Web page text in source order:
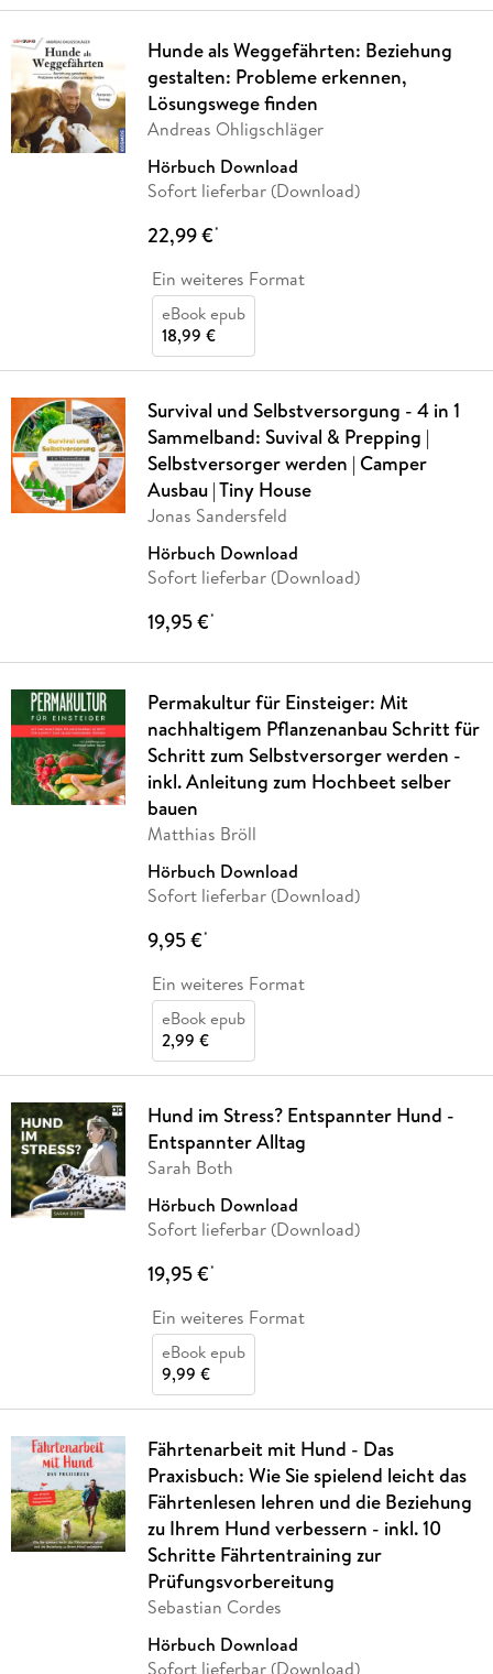
Hunde als Weggefährten: Beziehung
gestalten: Probleme erkennen,
Lösungswege finden
Andreas Ohligschläger
Hörbuch Download
Sofort lieferbar (Download)
22,99 €*
Ein weiteres Format
eBook epub
18,99 €
Survival und Selbstversorgung - 4 in 1
Sammelband: Suvival & Prepping |
Selbstversorger werden | Camper
Ausbau | Tiny House
Jonas Sandersfeld
Hörbuch Download
Sofort lieferbar (Download)
19,95 €*
Permakultur für Einsteiger: Mit
nachhaltigem Pflanzenanbau Schritt für
Schritt zum Selbstversorger werden -
inkl. Anleitung zum Hochbeet selber
bauen
Matthias Bröll
Hörbuch Download
Sofort lieferbar (Download)
9,95 €*
Ein weiteres Format
eBook epub
2,99 €
Hund im Stress? Entspannter Hund -
Entspannter Alltag
Sarah Both
Hörbuch Download
Sofort lieferbar (Download)
19,95 €*
Ein weiteres Format
eBook epub
9,99 €
Fährtenarbeit mit Hund - Das
Praxisbuch: Wie Sie spielend leicht das
Fährtenlesen lehren und die Beziehung
zu Ihrem Hund verbessern - inkl. 10
Schritte Fährtentraining zur
Prüfungsvorbereitung
Sebastian Cordes
Hörbuch Download
Sofort lieferbar (Download)